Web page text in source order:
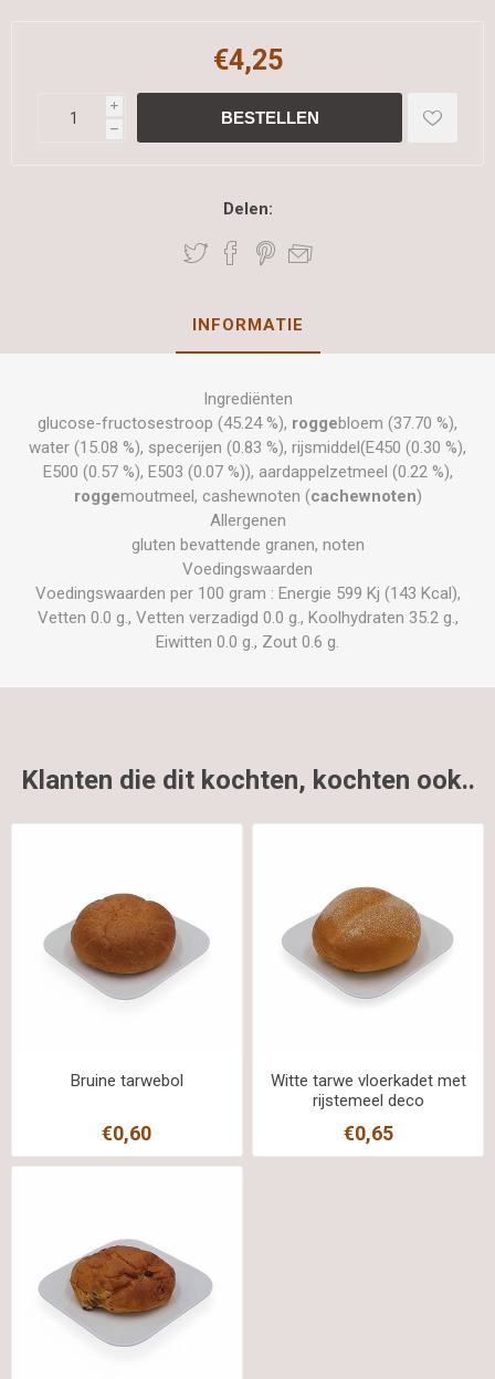
€4,25
i
h
Delen:
INFORMATIE
Ingrediënten
glucose-fructosestroop (45.24 %), roggebloem (37.70 %),
water (15.08 %), specerijen (0.83 %), rijsmiddel(E450 (0.30 %),
E500 (0.57 %), E503 (0.07 %)), aardappelzetmeel (0.22 %),
roggemoutmeel, cashewnoten (cachewnoten)
Allergenen
gluten bevattende granen, noten
Voedingswaarden
Voedingswaarden per 100 gram : Energie 599 Kj (143 Kcal),
Vetten 0.0 g., Vetten verzadigd 0.0 g., Koolhydraten 35.2 g.,
Eiwitten 0.0 g., Zout 0.6 g.
Klanten die dit kochten, kochten ook..
Bruine tarwebol
€0,60
Witte tarwe vloerkadet met
rijstemeel deco
€0,65